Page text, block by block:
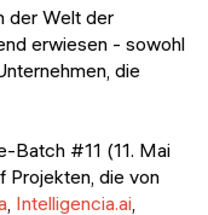
der Welt der
erwiesen - sowohl
die
Batch #11 (11. Mai
Projekten, die von
Intelligencia.ai